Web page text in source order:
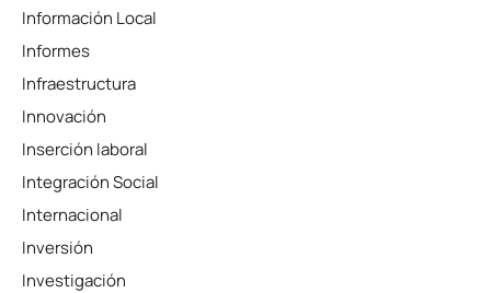
Información Local
Informes
Infraestructura
Innovación
Inserción laboral
Integración Social
Internacional
Inversión
Investigación